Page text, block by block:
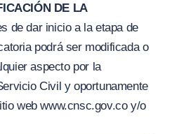
DE LA
de dar inicio a la etapa de
podrá ser modificada o
aspecto por la
Civil y oportunamente
webwww.cnsc.gov.coy/o